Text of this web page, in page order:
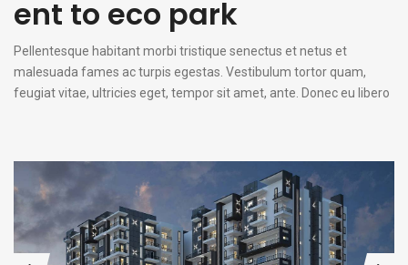
ent to eco park
Pellentesque habitant morbi tristique senectus et netus et
malesuada fames ac turpis egestas. Vestibulum tortor quam,
feugiat vitae, ultricies eget, tempor sit amet, ante. Donec eu libero
commodo [...]